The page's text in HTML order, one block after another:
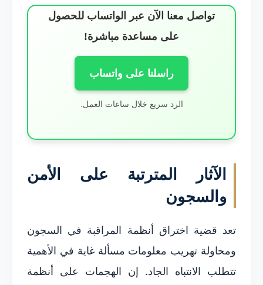
تواصل معنا الآن عبر الواتساب للحصول
على مساعدة مباشرة!
راسلنا على واتساب
الرد سريع خلال ساعات العمل.
الآثار المترتبة على الأمن
والسجون
تعد قضية اختراق أنظمة المراقبة في السجون
ومحاولة تهريب معلومات مسألة غاية في الأهمية
تتطلب الانتباه الجاد. إن الهجمات على أنظمة